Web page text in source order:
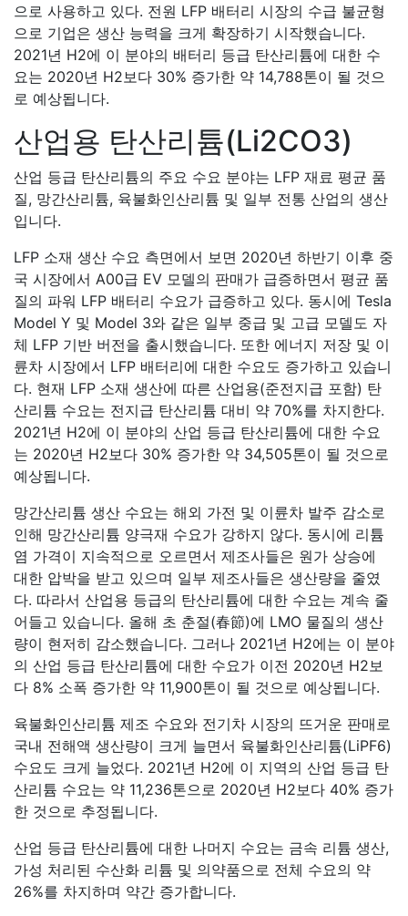
으로 사용하고 있다. 전원 LFP 배터리 시장의 수급 불균형
으로 기업은 생산 능력을 크게 확장하기 시작했습니다.
2021년 H2에 이 분야의 배터리 등급 탄산리튬에 대한 수
요는 2020년 H2보다 30% 증가한 약 14,788톤이 될 것으
로 예상됩니다.
산업용 탄산리튬(Li2CO3)
산업 등급 탄산리튬의 주요 수요 분야는 LFP 재료 평균 품
질, 망간산리튬, 육불화인산리튬 및 일부 전통 산업의 생산
입니다.
LFP 소재 생산 수요 측면에서 보면 2020년 하반기 이후 중
국 시장에서 A00급 EV 모델의 판매가 급증하면서 평균 품
질의 파워 LFP 배터리 수요가 급증하고 있다. 동시에 Tesla
Model Y 및 Model 3와 같은 일부 중급 및 고급 모델도 자
체 LFP 기반 버전을 출시했습니다. 또한 에너지 저장 및 이
륜차 시장에서 LFP 배터리에 대한 수요도 증가하고 있습니
다. 현재 LFP 소재 생산에 따른 산업용(준전지급 포함) 탄
산리튬 수요는 전지급 탄산리튬 대비 약 70%를 차지한다.
2021년 H2에 이 분야의 산업 등급 탄산리튬에 대한 수요
는 2020년 H2보다 30% 증가한 약 34,505톤이 될 것으로
예상됩니다.
망간산리튬 생산 수요는 해외 가전 및 이륜차 발주 감소로
인해 망간산리튬 양극재 수요가 강하지 않다. 동시에 리튬
염 가격이 지속적으로 오르면서 제조사들은 원가 상승에
대한 압박을 받고 있으며 일부 제조사들은 생산량을 줄였
다. 따라서 산업용 등급의 탄산리튬에 대한 수요는 계속 줄
어들고 있습니다. 올해 초 춘절(春節)에 LMO 물질의 생산
량이 현저히 감소했습니다. 그러나 2021년 H2에는 이 분야
의 산업 등급 탄산리튬에 대한 수요가 이전 2020년 H2보
다 8% 소폭 증가한 약 11,900톤이 될 것으로 예상됩니다.
육불화인산리튬 제조 수요와 전기차 시장의 뜨거운 판매로
국내 전해액 생산량이 크게 늘면서 육불화인산리튬(LiPF6)
수요도 크게 늘었다. 2021년 H2에 이 지역의 산업 등급 탄
산리튬 수요는 약 11,236톤으로 2020년 H2보다 40% 증가
한 것으로 추정됩니다.
산업 등급 탄산리튬에 대한 나머지 수요는 금속 리튬 생산,
가성 처리된 수산화 리튬 및 의약품으로 전체 수요의 약
26%를 차지하며 약간 증가합니다.